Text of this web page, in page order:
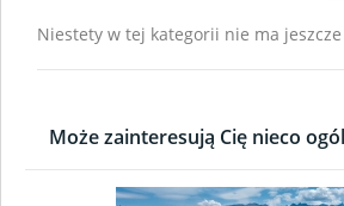
Niestety w tej kategorii nie ma
Może zainteresują Cię nieco